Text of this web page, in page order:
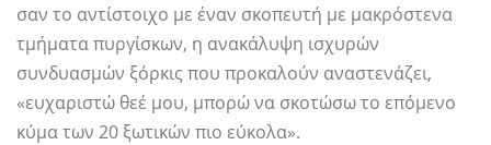
σαν το αντίστοιχο με έναν σκοπευτή με μακρόστενα
τμήματα πυργίσκων, η ανακάλυψη ισχυρών
συνδυασμών ξόρκις που προκαλούν αναστενάζει,
«ευχαριστώ θεέ μου, μπορώ να σκοτώσω το επόμενο
κύμα των 20 ξωτικών πιο εύκολα».